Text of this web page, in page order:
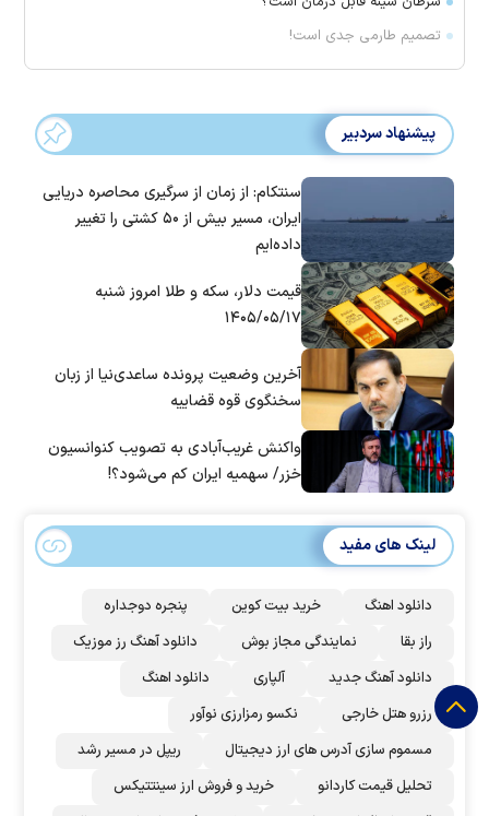
تصمیم طارمی جدی است!
پیشنهاد سردبیر
سنتکام: از زمان از سرگیری محاصره دریایی
ایران، مسیر بیش از ۵۰ کشتی را تغییر
داده‌ایم
قیمت دلار، سکه و طلا امروز شنبه
۱۴۰۵/۰۵/۱۷
آخرین وضعیت پرونده ساعدی‌نیا از زبان
سخنگوی قوه قضاییه
واکنش غریب‌آبادی به تصویب کنوانسیون
خزر/ سهمیه ایران کم می‌شود؟!
لینک های مفید
دانلود اهنگ خرید بیت کوین
پنجره دوجداره
راز بقا
نمایندگی مجاز بوش
دانلود آهنگ رز‌ موزیک
دانلود آهنگ جدید
آلپاری
دانلود اهنگ
رزرو هتل خارجی
نکسو رمزارزی نوآور
مسموم سازی آدرس های ارز دیجیتال
ریپل در مسیر رشد
تحلیل قیمت کاردانو
خرید و فروش ارز سینتتیکس